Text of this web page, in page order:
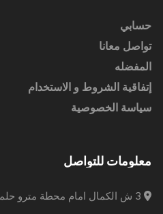
حسابي
تواصل معانا
المفضله
إتفاقية الشروط و الاستخدام
سياسة الخصوصية
معلومات للتواصل